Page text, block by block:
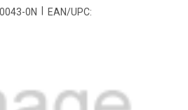
0N EAN/UPC: